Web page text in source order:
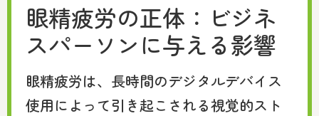
眼精疲労の正体：ビジネ
スパーソンに与える影響
眼精疲労は、長時間のデジタルデバイス
使用によって引き起こされる視覚的スト